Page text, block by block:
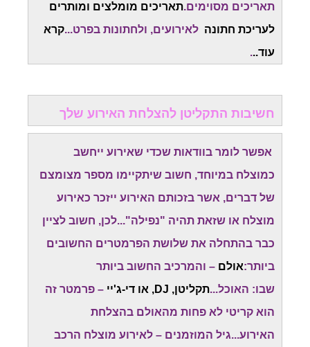
תאריכים מסוימים.תאריכים מומלצים ומותרים
לעריכת חתונה לאירועים, ולחתונות בפרט...קרא
עוד...
חשיבות התקליטן להצלחת האירוע שלך
אפשר לומר בוודאות שכדי שאירוע ייחשב
כמוצלח במיוחד, חשוב שיתקיימו מספר מצומצם
של דברים, אשר בזכותם האירוע ייזכר כאירוע
מוצלח או שזאת תהיה "נפילה"...לכן, חשוב לציין
כבר בהתחלה את שלושת הפרמטרים החשובים
ביותר:אולם – והמרכיב החשוב ביותר
שבו: האוכל...תקליטן, DJ, או די-ג'יי
– פרמטר זה
הוא קריטי לא פחות מהאולם בהצלחת
האירוע...גיל המוזמנים – לאירוע מוצלח הרכב